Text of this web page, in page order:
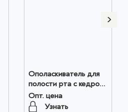
Ополаскиватель для
полости рта с кедром
250мл оптом
Опт. цена
Узнать